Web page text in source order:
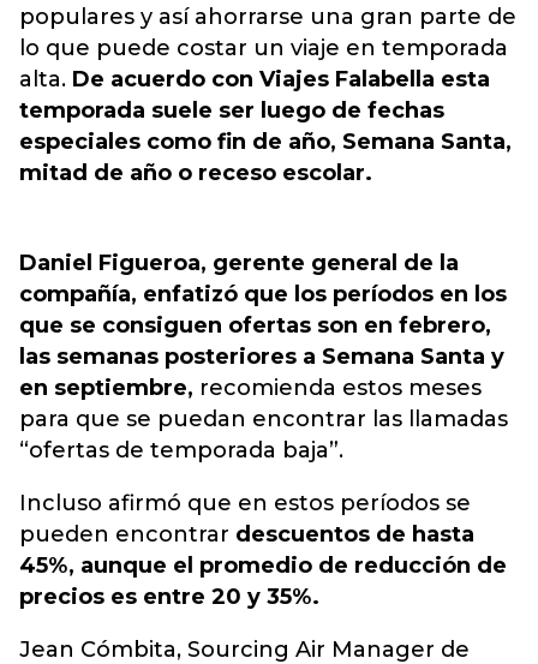
populares y así ahorrarse una gran parte de
lo que puede costar un viaje en temporada
alta. De acuerdo con Viajes Falabella esta
temporada suele ser luego de fechas
especiales como fin de año, Semana Santa,
mitad de año o receso escolar.
Daniel Figueroa, gerente general de la
compañía, enfatizó que los períodos en los
que se consiguen ofertas son en febrero,
las semanas posteriores a Semana Santa y
en septiembre, recomienda estos meses
para que se puedan encontrar las llamadas
“ofertas de temporada baja”.
Incluso afirmó que en estos períodos se
pueden encontrar descuentos de hasta
45%, aunque el promedio de reducción de
precios es entre 20 y 35%.
Jean Cómbita, Sourcing Air Manager de